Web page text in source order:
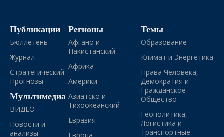
Публикации
Бюллетень
Журнал
Стратегический
Прогнозы
Мультимедиа
ВИДЕО
Новости и
анализы
Регионы
Афгано и
Пакистанский
Африка
Америки
Азиатско и
Тихоокеанский
Евразия
Европа
Темы
Образование
Климат и Энергетика
Права Человека,
Демократия и
Гражданское
Общество
Геополитика,
Логистика и
Транспортные